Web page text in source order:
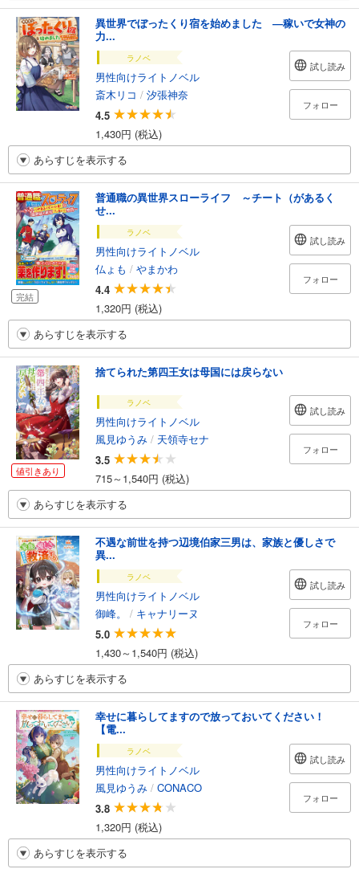
異世界でぼったくり宿を始めました ―稼いで女神の
力...
ラノベ
男性向けライトノベル
斎木リコ / 汐張神奈
4.5
1,430円 (税込)
試し読み
フォロー
あらすじを表示する
完結
普通職の異世界スローライフ ～チート（があるく
せ...
ラノベ
男性向けライトノベル
仏ょも / やまかわ
4.4
1,320円 (税込)
試し読み
フォロー
あらすじを表示する
値引きあり
捨てられた第四王女は母国には戻らない
ラノベ
男性向けライトノベル
風見ゆうみ / 天領寺セナ
3.5
715～1,540円 (税込)
試し読み
フォロー
あらすじを表示する
不遇な前世を持つ辺境伯家三男は、家族と優しさで
異...
ラノベ
男性向けライトノベル
御峰。
/ キャナリーヌ
5.0
1,430～1,540円 (税込)
試し読み
フォロー
あらすじを表示する
幸せに暮らしてますので放っておいてください！
【電...
ラノベ
男性向けライトノベル
風見ゆうみ / CONACO
3.8
1,320円 (税込)
試し読み
フォロー
あらすじを表示する